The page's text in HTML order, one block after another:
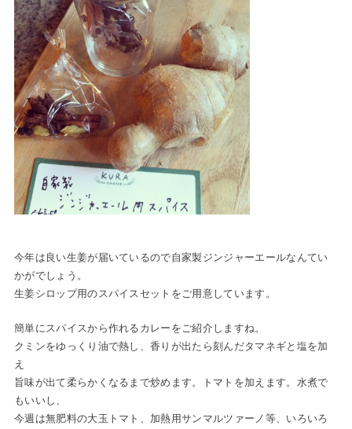
今年は良い生姜が届いているので自家製ジンジャーエールなんてい
かがでしょう。
生姜シロップ用のスパイスセットをご用意しています。
簡単にスパイスから作れるカレーをご紹介しますね。
クミンをゆっくり油で熱し、香りが出たら刻んだタマネギと塩を加
え
旨味が出て柔らかくなるまで炒めます。トマトを加えます。水煮で
もいいし、
今週は無肥料の大玉トマト、加熱用サンマルツァーノ等、いろいろ